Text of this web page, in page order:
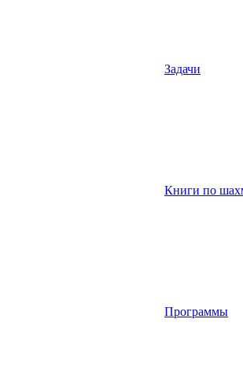
Задачи
Книги по
Программы